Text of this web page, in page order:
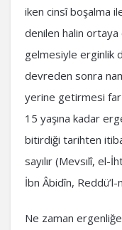
iken cinsî boşalma
denilen halin ortaya
gelmesiyle erginlik
devreden sonra
yerine getirmesi
15 yaşına kadar
bitirdiği tarihten
sayılır (Mevsılî,
İbn Âbidîn,
Ne zaman